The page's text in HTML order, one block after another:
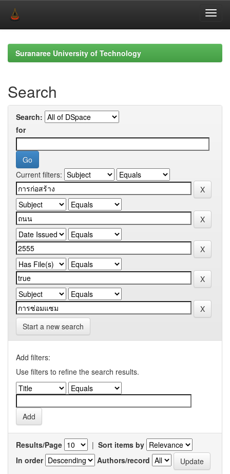
navigationSuranaree University of Technology
Search
Search:
for
Current filters:
Start a new search
Add filters:
Use filters to refine the search results.
Results/Page | Sort items by
In order
Authors/record